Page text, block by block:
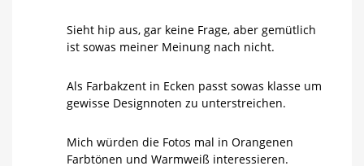
Sieht hip aus, gar keine Frage, aber gemütlich
ist sowas meiner Meinung nach nicht.
Als Farbakzent in Ecken passt sowas klasse um
gewisse Designnoten zu unterstreichen.
Mich würden die Fotos mal in Orangenen
Farbtönen und Warmweiß interessieren.